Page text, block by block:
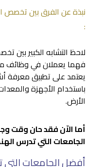
نبذة عن الفرق بين تخصص
:
لاحظ التشابه الكبير بين
فهما يعملان في وظائف
يعتمد على تطبيق معرفة
باستخدام الأجهزة
الأرض.
أما الاّن فقد حان وقت
الجامعات التي تدرس
أفضل الجامعات